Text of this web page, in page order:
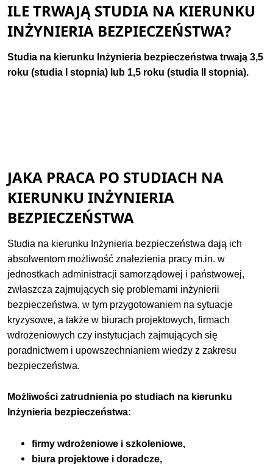
ILE TRWAJĄ STUDIA NA KIERUNKU
INŻYNIERIA BEZPIECZEŃSTWA?
Studia na kierunku Inżynieria bezpieczeństwa trwają3,5
roku (studia I stopnia) lub 1,5 roku (studia II stopnia).
JAKA PRACA PO STUDIACH NA
KIERUNKU INŻYNIERIA
BEZPIECZEŃSTWA
Studia na kierunku Inżynieria bezpieczeństwa dają ich
absolwentom możliwość znalezienia pracy m.in. w
jednostkach administracji samorządowej i państwowej,
zwłaszcza zajmujących się problemami inżynierii
bezpieczeństwa, w tym przygotowaniem na sytuacje
kryzysowe, a także w biurach projektowych, firmach
wdrożeniowych czy instytucjach zajmujących się
poradnictwem i upowszechnianiem wiedzy z zakresu
bezpieczeństwa.
Możliwości zatrudnienia po studiach na kierunku
Inżynieria bezpieczeństwa:
firmy wdrożeniowe i szkoleniowe,
biura projektowe i doradcze,